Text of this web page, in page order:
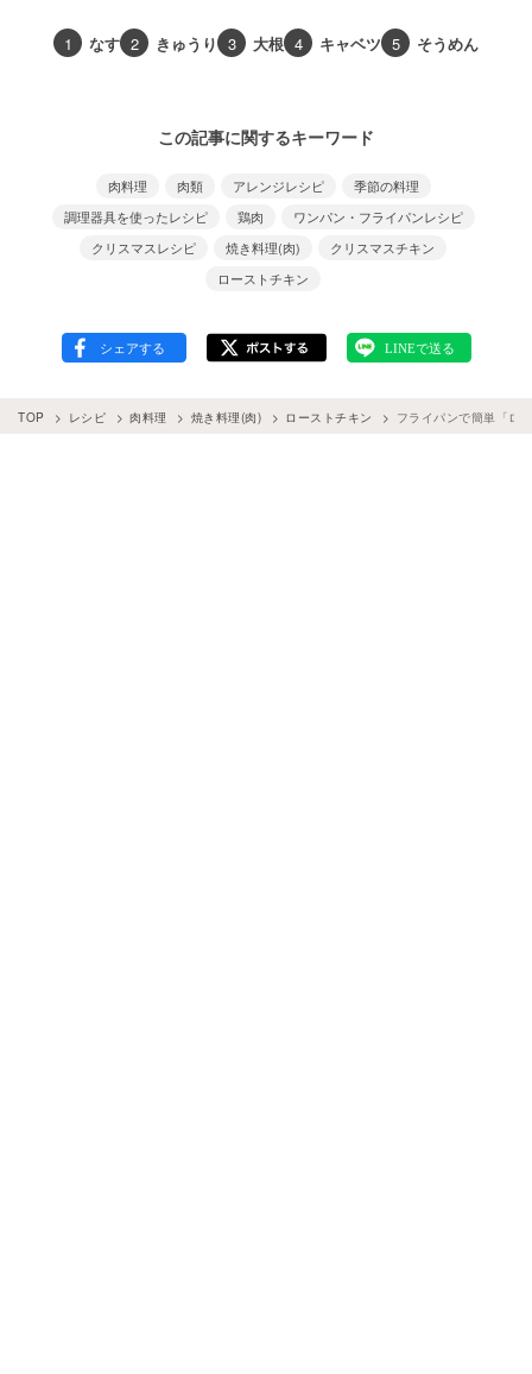
1 なす 2 きゅうり 3 大根 4 キャベツ 5 そうめん
この記事に関するキーワード
肉料理 肉類 アレンジレシピ
季節の料理
調理器具を使ったレシピ
鶏肉
ワンパン・フライパンレシピ
クリスマスレシピ
焼き料理(肉)
クリスマスチキン
ローストチキン
TOP レシピ 肉料理 焼き料理(肉) ローストチキン フライパンで簡単「ロ